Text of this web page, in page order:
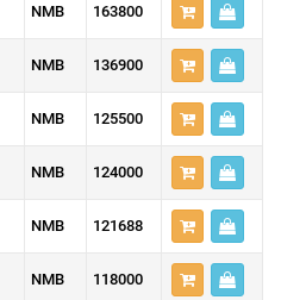
NMB 163800
NMB 136900
NMB 125500
NMB 124000
NMB 121688
NMB 118000